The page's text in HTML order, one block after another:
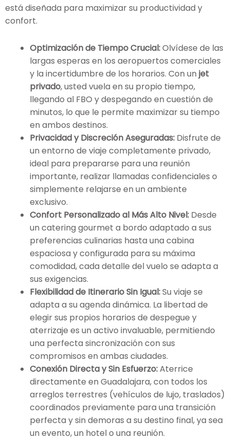
está diseñada para maximizar su productividad y
confort.
Optimización de Tiempo Crucial:Olvídese de las
largas esperas en los aeropuertos comerciales
y la incertidumbre de los horarios. Con un jet
privado, usted vuela en su propio tiempo,
llegando al FBO y despegando en cuestión de
minutos, lo que le permite maximizar su tiempo
en ambos destinos.
Privacidad y Discreción Aseguradas: Disfrute de
un entorno de viaje completamente privado,
ideal para prepararse para una reunión
importante, realizar llamadas confidenciales o
simplemente relajarse en un ambiente
exclusivo.
Confort Personalizado al Más Alto Nivel: Desde
un catering gourmet a bordo adaptado a sus
preferencias culinarias hasta una cabina
espaciosa y configurada para su máxima
comodidad, cada detalle del vuelo se adapta a
sus exigencias.
Flexibilidad de Itinerario Sin Igual:Su viaje se
adapta a su agenda dinámica. La libertad de
elegir sus propios horarios de despegue y
aterrizaje es un activo invaluable, permitiendo
una perfecta sincronización con sus
compromisos en ambas ciudades.
Conexión Directa y Sin Esfuerzo:Aterrice
directamente en Guadalajara, con todos los
arreglos terrestres (vehículos de lujo, traslados)
coordinados previamente para una transición
perfecta y sin demoras a su destino final, ya sea
un evento, un hotel o una reunión.